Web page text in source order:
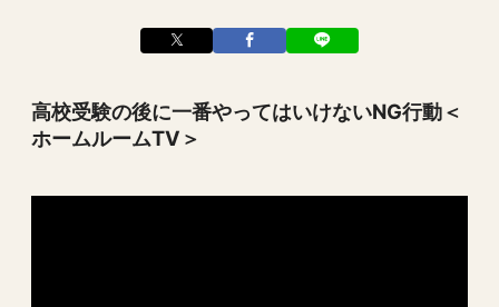
高校受験の後に一番やってはいけないNG行動＜
ホームルームTV＞